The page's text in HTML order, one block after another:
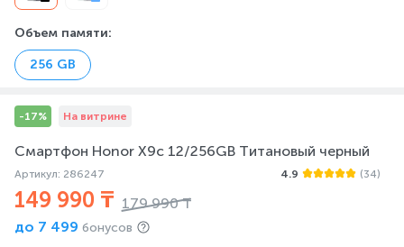
Объем памяти:
256 GB
-17% На витрине
Смартфон Honor X9c 12/256GB Титановый черный
Артикул: 286247 4.9 (34)
149 990 ₸ 179 990 ₸
до 7 499 бонусов